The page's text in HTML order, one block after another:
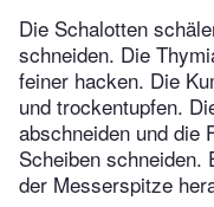
Die Schalotten
schneiden. Die
feiner hacken. Die
und trockentupfen.
abschneiden und die
Scheiben schneiden.
der Messerspitze